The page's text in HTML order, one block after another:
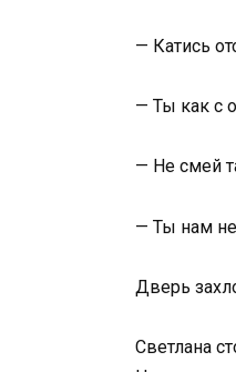
— Катись
— Ты как с
— Не смей
— Ты нам
Дверь
Светлана